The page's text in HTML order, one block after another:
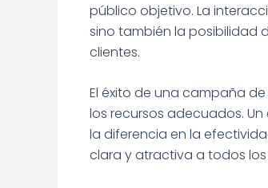
público objetivo. La
sino también la posibilidad
clientes.
El éxito de una campaña
los recursos adecuados.
la diferencia en la
clara y atractiva a todos